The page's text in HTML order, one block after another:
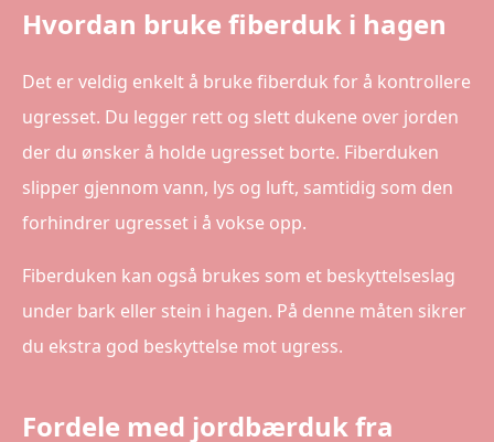
Hvordan bruke fiberduk i hagen
Det er veldig enkelt å bruke fiberduk for å kontrollere
ugresset. Du legger rett og slett dukene over jorden
der du ønsker å holde ugresset borte. Fiberduken
slipper gjennom vann, lys og luft, samtidig som den
forhindrer ugresset i å vokse opp.
Fiberduken kan også brukes som et beskyttelseslag
under bark eller stein i hagen. På denne måten sikrer
du ekstra god beskyttelse mot ugress.
Fordele med jordbærduk fra